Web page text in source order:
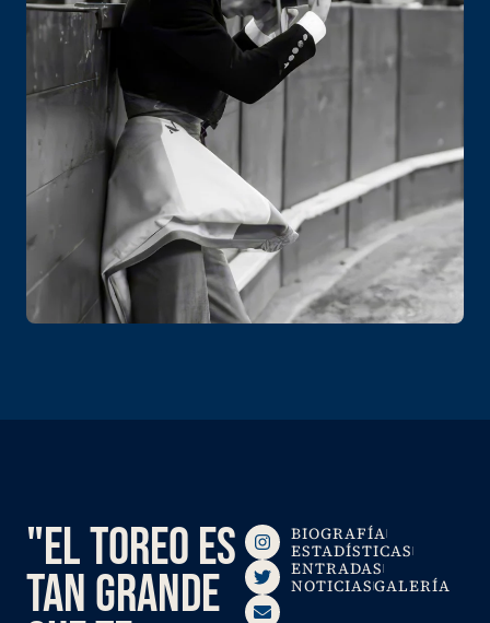
"EL TOREO ES
TAN GRANDE
BIOGRAFÍA
ESTADÍSTICAS
ENTRADAS
NOTICIASGALERÍA